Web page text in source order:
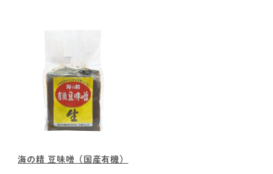
海の精 豆味噌（国産有機）